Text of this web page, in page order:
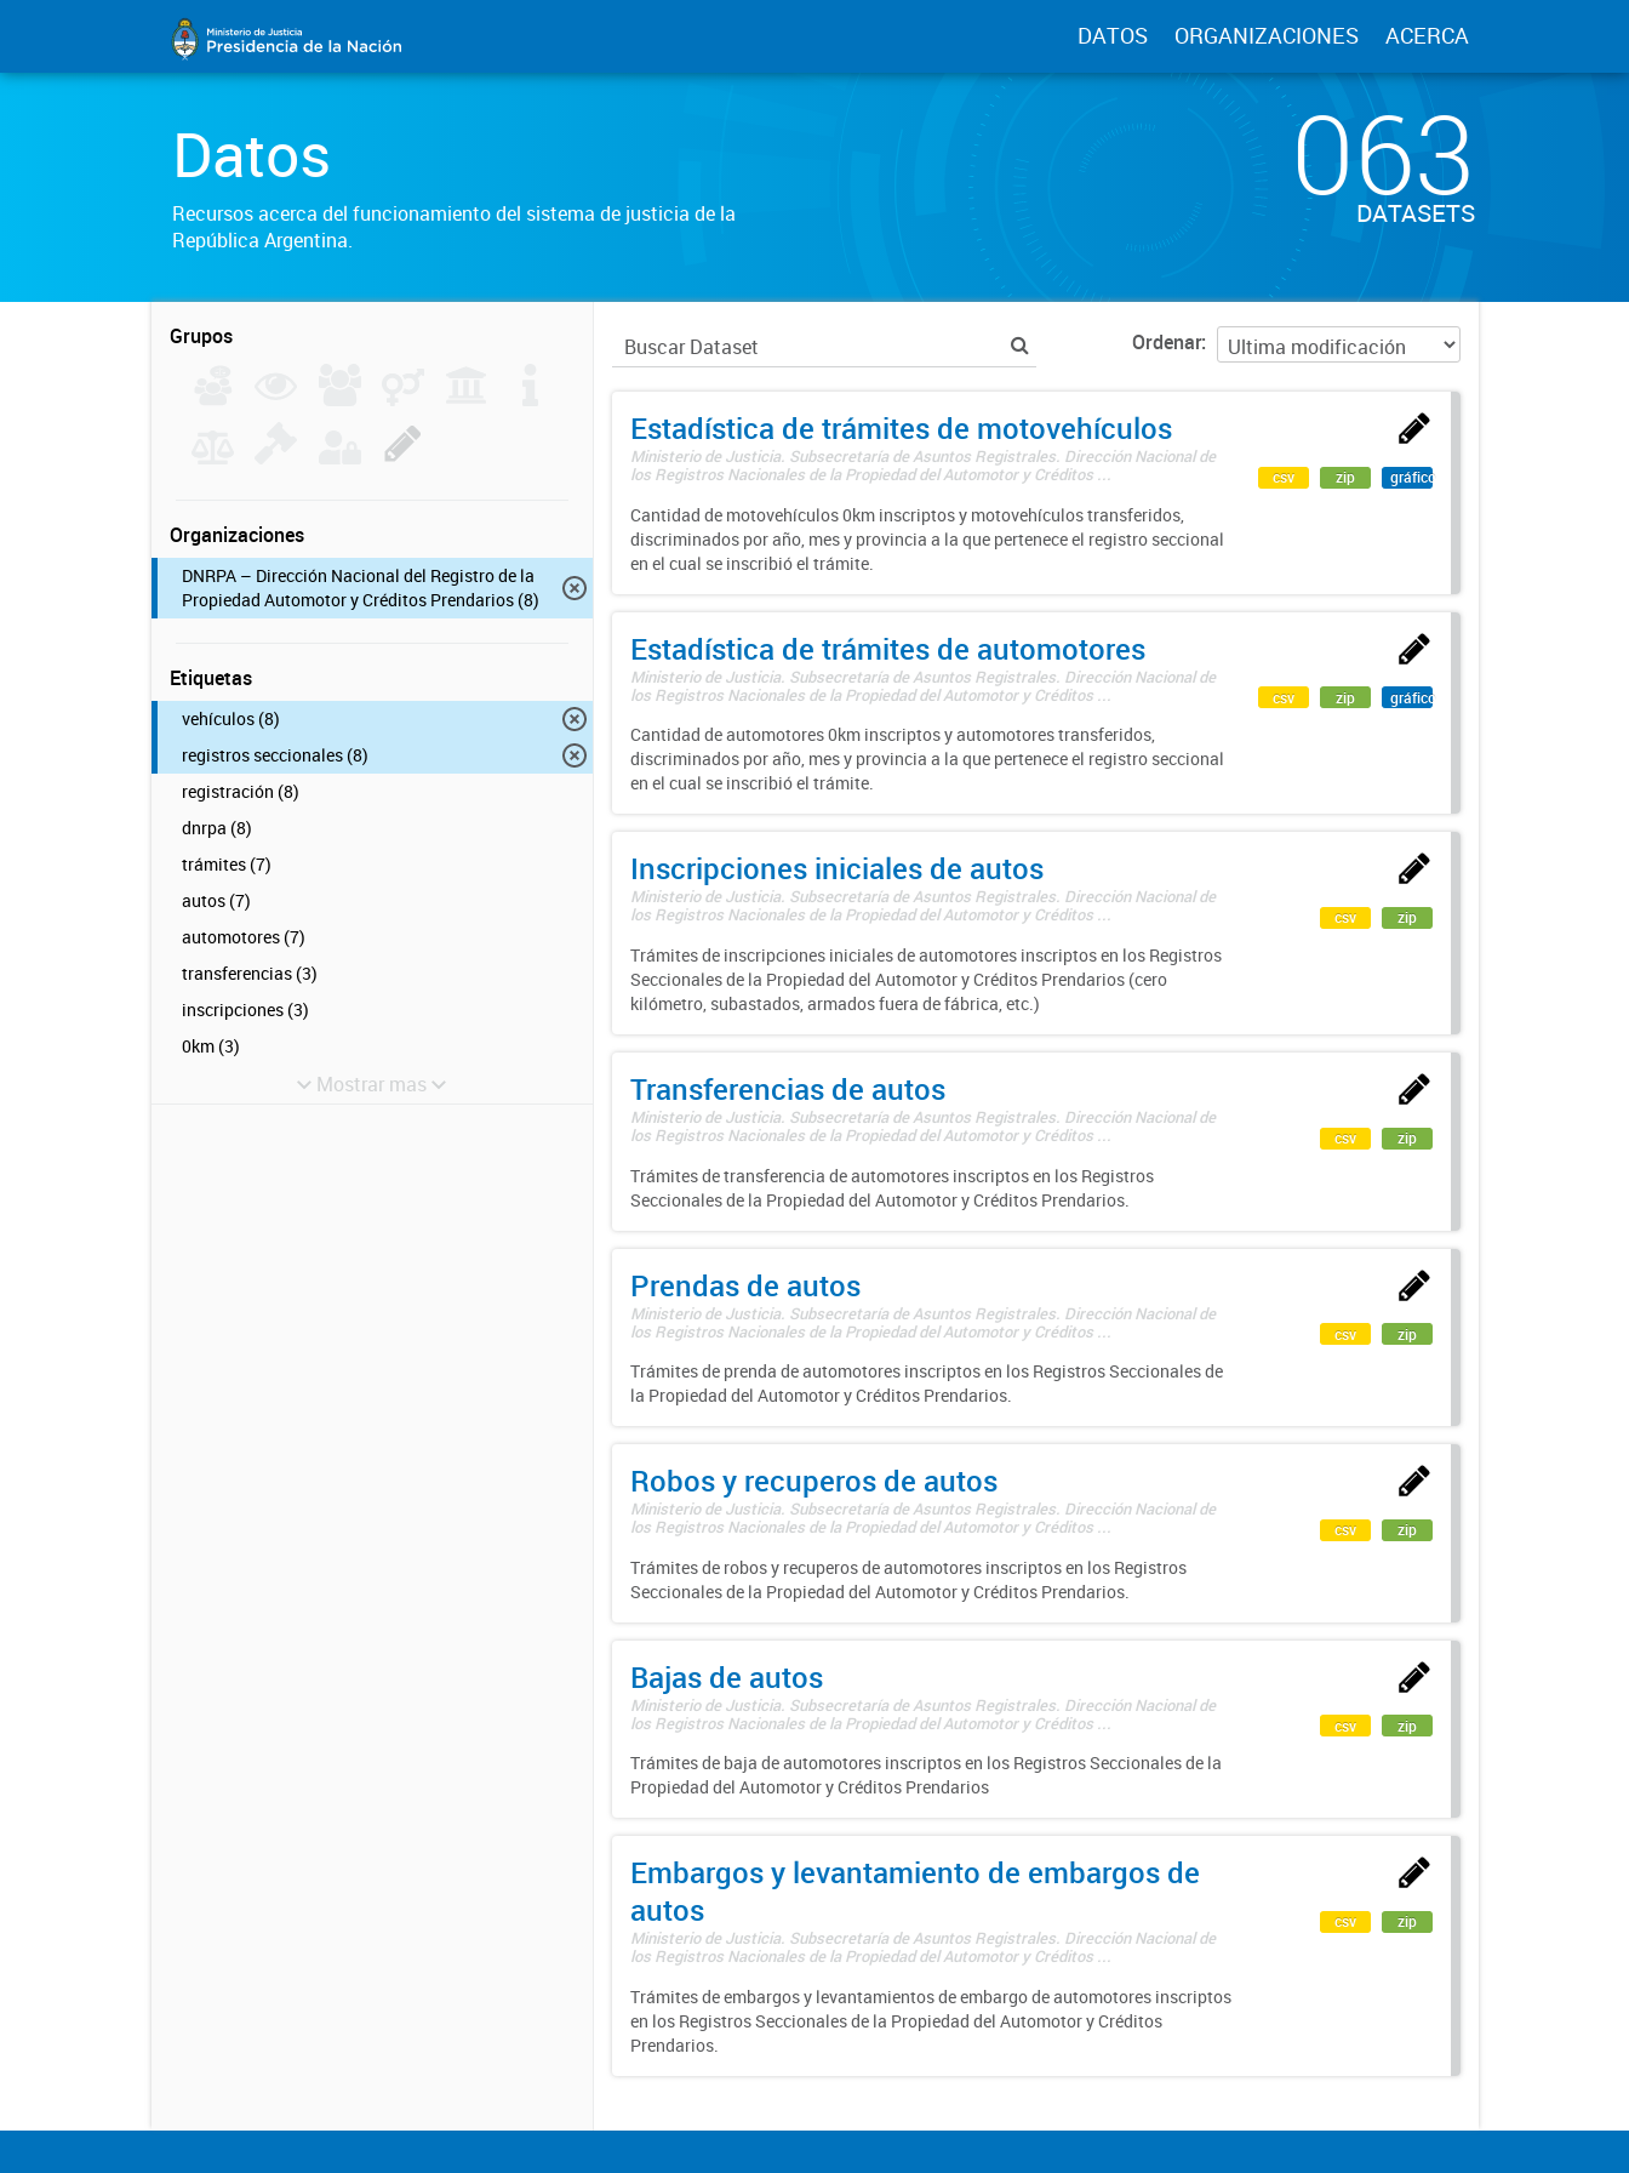
DATOS ORGANIZACIONES ACERCA
Datos
Recursos acerca del funcionamiento del sistema de justicia de la
República Argentina.
063
DATASETS
Grupos
Organizaciones
DNRPA – Dirección Nacional del Registro de la
Propiedad Automotor y Créditos Prendarios (8)
Etiquetas
vehículos (8)
registros seccionales (8)
registración (8)
dnrpa (8)
trámites (7)
autos (7)
automotores (7)
transferencias (3)
inscripciones (3)
0km (3)
Mostrar mas
Ordenar
Estadística de trámites de motovehículos
Ministerio de Justicia. Subsecretaría de Asuntos Registrales. Dirección Nacional de
los Registros Nacionales de la Propiedad del Automotor y Créditos ...
Cantidad de motovehículos 0km inscriptos y motovehículos transferidos,
discriminados por año, mes y provincia a la que pertenece el registro seccional
en el cual se inscribió el trámite.
csv zip gráfico
Estadística de trámites de automotores
Ministerio de Justicia. Subsecretaría de Asuntos Registrales. Dirección Nacional de
los Registros Nacionales de la Propiedad del Automotor y Créditos ...
Cantidad de automotores 0km inscriptos y automotores transferidos,
discriminados por año, mes y provincia a la que pertenece el registro seccional
en el cual se inscribió el trámite.
csv zip gráfico
Inscripciones iniciales de autos
Ministerio de Justicia. Subsecretaría de Asuntos Registrales. Dirección Nacional de
los Registros Nacionales de la Propiedad del Automotor y Créditos ...
Trámites de inscripciones iniciales de automotores inscriptos en los Registros
Seccionales de la Propiedad del Automotor y Créditos Prendarios (cero
kilómetro, subastados, armados fuera de fábrica, etc.)
csv zip
Transferencias de autos
Ministerio de Justicia. Subsecretaría de Asuntos Registrales. Dirección Nacional de
los Registros Nacionales de la Propiedad del Automotor y Créditos ...
Trámites de transferencia de automotores inscriptos en los Registros
Seccionales de la Propiedad del Automotor y Créditos Prendarios.
csv zip
Prendas de autos
Ministerio de Justicia. Subsecretaría de Asuntos Registrales. Dirección Nacional de
los Registros Nacionales de la Propiedad del Automotor y Créditos ...
Trámites de prenda de automotores inscriptos en los Registros Seccionales de
la Propiedad del Automotor y Créditos Prendarios.
csv zip
Robos y recuperos de autos
Ministerio de Justicia. Subsecretaría de Asuntos Registrales. Dirección Nacional de
los Registros Nacionales de la Propiedad del Automotor y Créditos ...
Trámites de robos y recuperos de automotores inscriptos en los Registros
Seccionales de la Propiedad del Automotor y Créditos Prendarios.
csv zip
Bajas de autos
Ministerio de Justicia. Subsecretaría de Asuntos Registrales. Dirección Nacional de
los Registros Nacionales de la Propiedad del Automotor y Créditos ...
Trámites de baja de automotores inscriptos en los Registros Seccionales de la
Propiedad del Automotor y Créditos Prendarios
csv zip
Embargos y levantamiento de embargos de
autos
Ministerio de Justicia. Subsecretaría de Asuntos Registrales. Dirección Nacional de
los Registros Nacionales de la Propiedad del Automotor y Créditos ...
Trámites de embargos y levantamientos de embargo de automotores inscriptos
en los Registros Seccionales de la Propiedad del Automotor y Créditos
Prendarios.
csv zip